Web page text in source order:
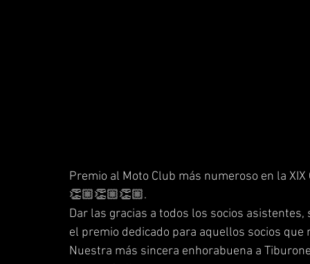
Premio al Moto Club más numeroso en la
👏🏼👏🏼👏🏼.
Dar las gracias a todos los socios
el premio dedicado para aquellos socios que
Nuestra más sincera enhorabuena a